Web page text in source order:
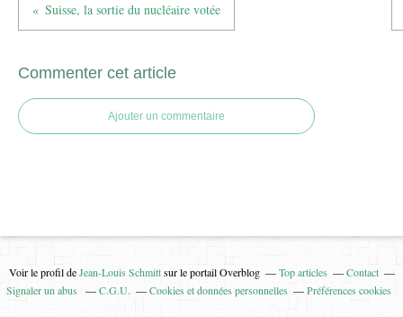
Suisse, la sortie du nucléaire votée
Commenter cet article
Ajouter un commentaire
Voir le profil deJean-Louis Schmittsur le portail Overblog Top articles
Contact
Signaler un abus
C.G.U. Cookies et données personnelles Préférences cookies